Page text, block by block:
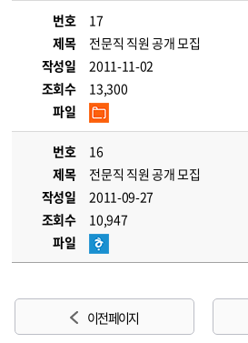
번호
17
제목
전문직 직원 공개 모집
작성일
2011-11-02
조회수
13,300
파일
번호
16
제목
전문직 직원 공개 모집
작성일
2011-09-27
조회수
10,947
파일
이전 페이지